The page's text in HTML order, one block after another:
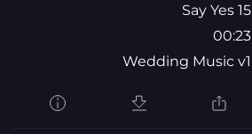
Say Yes 15
00:23
Wedding Music v1